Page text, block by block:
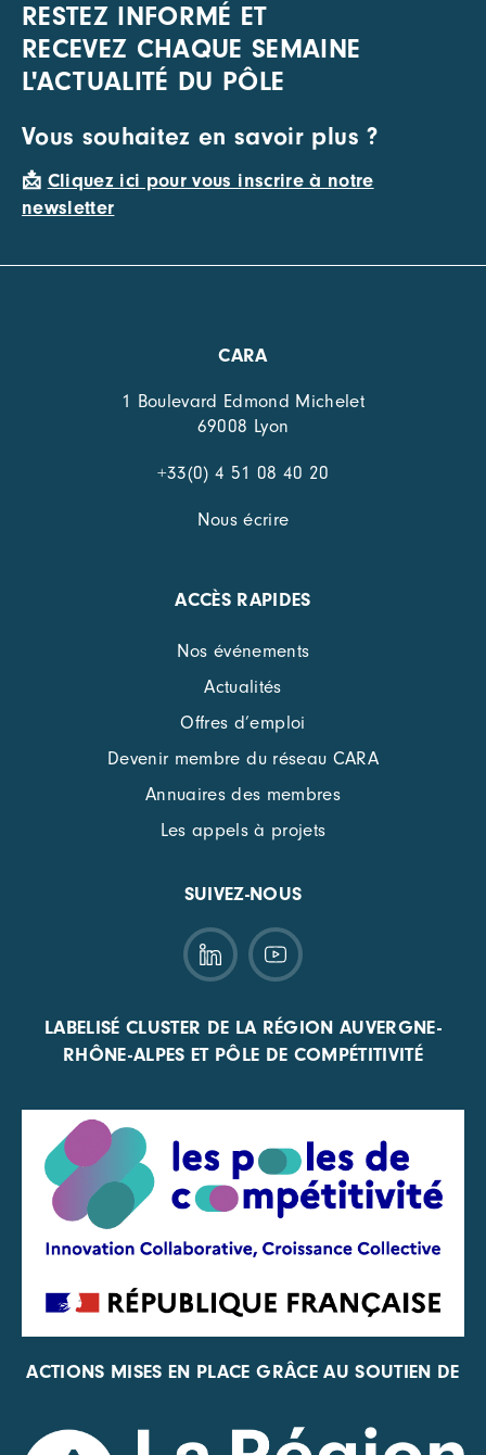
RESTEZ INFORMÉ ET
RECEVEZ CHAQUE SEMAINE
L'ACTUALITÉ DU PÔLE
Vous souhaitez en savoir plus ?
📩 Cliquez ici pour vous inscrire à notre
newsletter
CARA
1 Boulevard Edmond Michelet
69008 Lyon
+33(0) 4 51 08 40 20
Nous écrire
ACCÈS RAPIDES
Nos événements
Actualités
Offres d’emploi
Devenir membre du réseau CARA
Annuaires des membres
Les appels à projets
SUIVEZ-NOUS
LABELISÉ CLUSTER DE LA RÉGION AUVERGNE-
RHÔNE-ALPES ET PÔLE DE COMPÉTITIVITÉ
ACTIONS MISES EN PLACE GRÂCE AU SOUTIEN DE